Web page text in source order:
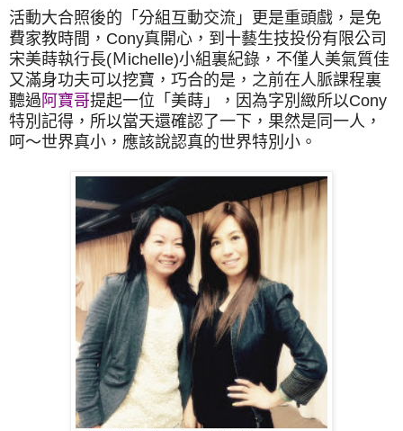
活動大合照後的「分組互動交流」更是重頭戲，是免
費家教時間，Cony真開心，到十藝生技投份有限公司
宋美蒔執行長(Ｍichelle)小組裏紀錄，不僅人美氣質佳
又滿身功夫可以挖寶，巧合的是，之前在人脈課程裏
聽過 阿寶哥提起一位「美蒔」，因為字別緻所以Cony
特別記得，所以當天還確認了一下，果然是同一人，
呵～世界真小，應該說認真的世界特別小。